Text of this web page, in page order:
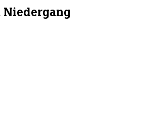
Niedergang